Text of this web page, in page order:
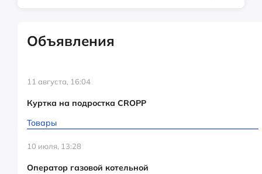
Объявления
11 августа, 16:04
Куртка на подростка CROPP
Товары
10 июля, 13:28
Оператор газовой котельной